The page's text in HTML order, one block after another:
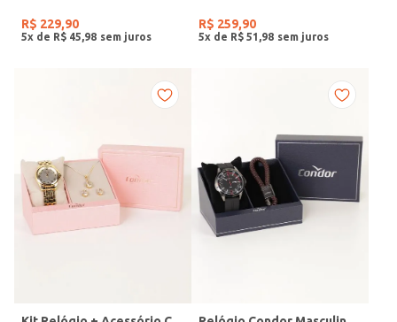
R$ 229,90
5x de R$ 45 98
R$ 259,90
5x de R$ 51 98